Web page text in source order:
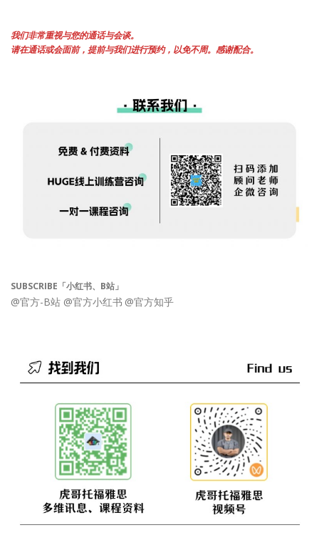
我们非常重视与您的通话与会谈。
请在通话或会面前，提前与我们进行预约，以免不周。感谢配合。
SUBSCRIBE「小红书、B站」
@官方-B站 @官方小红书 @官方知乎